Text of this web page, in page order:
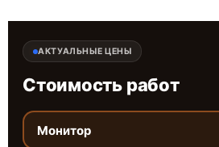
АКТУАЛЬНЫЕ ЦЕНЫ
Стоимость работ
Монитор